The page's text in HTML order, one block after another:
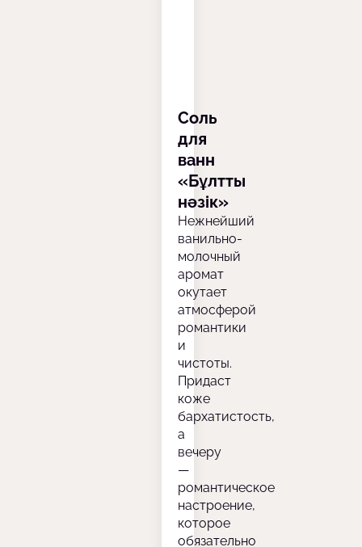
Соль
для
ванн
«Бұлтты
нәзік»
Нежнейший
ванильно-
молочный
аромат
окутает
атмосферой
романтики
и
чистоты.
Придаст
коже
бархатистость,
а
вечеру
—
романтическое
настроение,
которое
обязательно